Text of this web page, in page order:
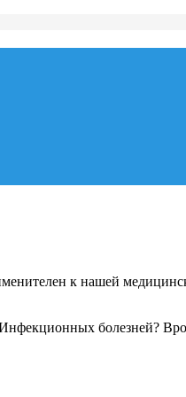
к нашей
болезней?